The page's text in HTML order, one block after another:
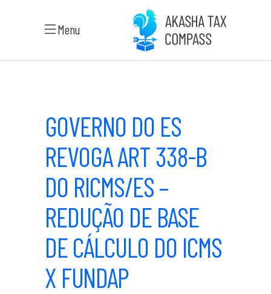
Menu
GOVERNO DO ES
REVOGA ART 338-B
DO RICMS/ES –
REDUÇÃO DE BASE
DE CÁLCULO DO ICMS
X FUNDAP